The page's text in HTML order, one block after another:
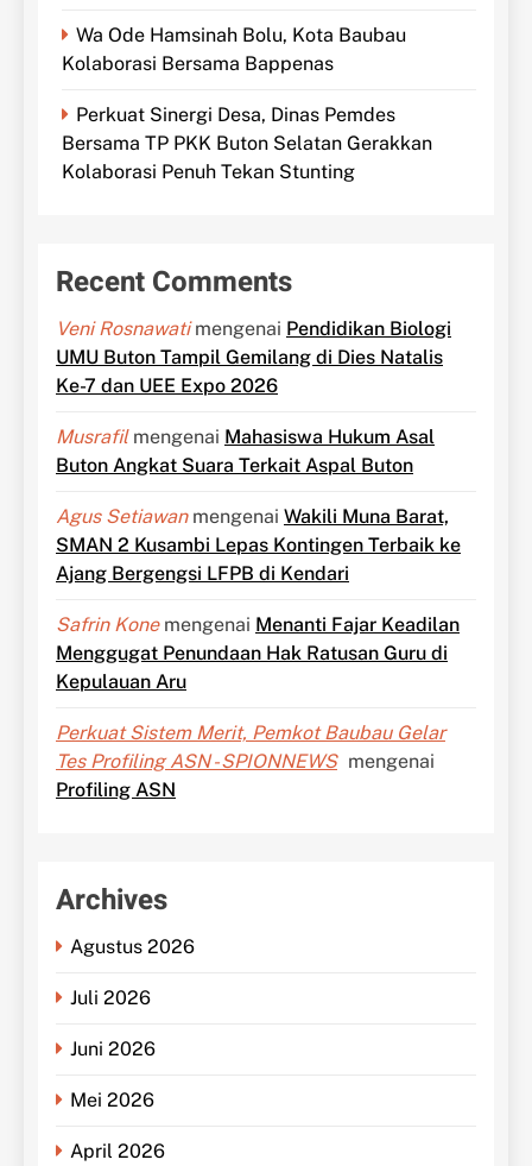
Wa Ode Hamsinah Bolu, Kota Baubau
Kolaborasi Bersama Bappenas
Perkuat Sinergi Desa, Dinas Pemdes
Bersama TP PKK Buton Selatan Gerakkan
Kolaborasi Penuh Tekan Stunting
Recent Comments
Veni Rosnawatimengenai Pendidikan Biologi
UMU Buton Tampil Gemilang di Dies Natalis
Ke-7 dan UEE Expo 2026
Musrafilmengenai Mahasiswa Hukum Asal
Buton Angkat Suara Terkait Aspal Buton
Agus Setiawanmengenai Wakili Muna Barat,
SMAN 2 Kusambi Lepas Kontingen Terbaik ke
Ajang Bergengsi LFPB di Kendari
Safrin Konemengenai Menanti Fajar Keadilan
Menggugat Penundaan Hak Ratusan Guru di
Kepulauan Aru
Perkuat Sistem Merit, Pemkot Baubau Gelar
Tes Profiling ASN - SPIONNEWS mengenai
Profiling ASN
Archives
Agustus 2026
Juli 2026
Juni 2026
Mei 2026
April 2026